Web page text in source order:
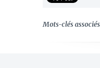
Mots-clés